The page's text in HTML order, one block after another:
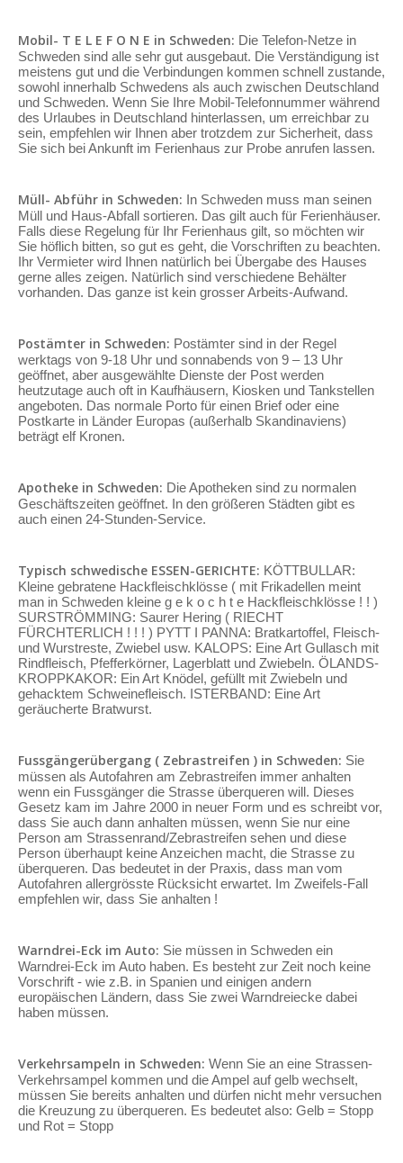
Mobil- T E L E F O N E in Schweden: Die Telefon-Netze in
Schweden sind alle sehr gut ausgebaut. Die Verständigung ist
meistens gut und die Verbindungen kommen schnell zustande,
sowohl innerhalb Schwedens als auch zwischen Deutschland
und Schweden. Wenn Sie Ihre Mobil-Telefonnummer während
des Urlaubes in Deutschland hinterlassen, um erreichbar zu
sein, empfehlen wir Ihnen aber trotzdem zur Sicherheit, dass
Sie sich bei Ankunft im Ferienhaus zur Probe anrufen lassen.
Müll- Abführ in Schweden: In Schweden muss man seinen
Müll und Haus-Abfall sortieren. Das gilt auch für Ferienhäuser.
Falls diese Regelung für Ihr Ferienhaus gilt, so möchten wir
Sie höflich bitten, so gut es geht, die Vorschriften zu beachten.
Ihr Vermieter wird Ihnen natürlich bei Übergabe des Hauses
gerne alles zeigen. Natürlich sind verschiedene Behälter
vorhanden. Das ganze ist kein grosser Arbeits-Aufwand.
Postämter in Schweden: Postämter sind in der Regel
werktags von 9-18 Uhr und sonnabends von 9 – 13 Uhr
geöffnet, aber ausgewählte Dienste der Post werden
heutzutage auch oft in Kaufhäusern, Kiosken und Tankstellen
angeboten. Das normale Porto für einen Brief oder eine
Postkarte in Länder Europas (außerhalb Skandinaviens)
beträgt elf Kronen.
Apotheke in Schweden: Die Apotheken sind zu normalen
Geschäftszeiten geöffnet. In den größeren Städten gibt es
auch einen 24-Stunden-Service.
Typisch schwedische ESSEN-GERICHTE: KÖTTBULLAR:
Kleine gebratene Hackfleischklösse ( mit Frikadellen meint
man in Schweden kleine g e k o c h t e Hackfleischklösse ! ! )
SURSTRÖMMING: Saurer Hering ( RIECHT
FÜRCHTERLICH ! ! ! ) PYTT I PANNA: Bratkartoffel, Fleisch-
und Wurstreste, Zwiebel usw. KALOPS: Eine Art Gullasch mit
Rindfleisch, Pfefferkörner, Lagerblatt und Zwiebeln. ÖLANDS-
KROPPKAKOR: Ein Art Knödel, gefüllt mit Zwiebeln und
gehacktem Schweinefleisch. ISTERBAND: Eine Art
geräucherte Bratwurst.
Fussgängerübergang ( Zebrastreifen ) in Schweden: Sie
müssen als Autofahren am Zebrastreifen immer anhalten
wenn ein Fussgänger die Strasse überqueren will. Dieses
Gesetz kam im Jahre 2000 in neuer Form und es schreibt vor,
dass Sie auch dann anhalten müssen, wenn Sie nur eine
Person am Strassenrand/Zebrastreifen sehen und diese
Person überhaupt keine Anzeichen macht, die Strasse zu
überqueren. Das bedeutet in der Praxis, dass man vom
Autofahren allergrösste Rücksicht erwartet. Im Zweifels-Fall
empfehlen wir, dass Sie anhalten !
Warndrei-Eck im Auto: Sie müssen in Schweden ein
Warndrei-Eck im Auto haben. Es besteht zur Zeit noch keine
Vorschrift - wie z.B. in Spanien und einigen andern
europäischen Ländern, dass Sie zwei Warndreiecke dabei
haben müssen.
Verkehrsampeln in Schweden: Wenn Sie an eine Strassen-
Verkehrsampel kommen und die Ampel auf gelb wechselt,
müssen Sie bereits anhalten und dürfen nicht mehr versuchen
die Kreuzung zu überqueren. Es bedeutet also: Gelb = Stopp
und Rot = Stopp